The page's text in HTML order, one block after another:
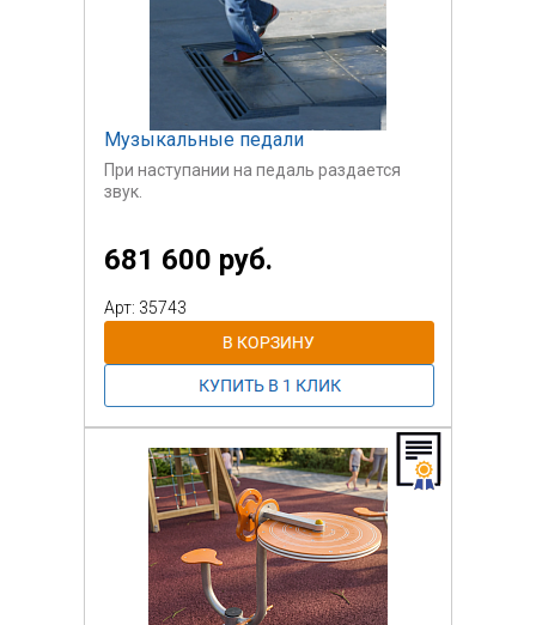
Музыкальные педали
При наступании на педаль раздается
звук.
движение со звуками. Людям почти всех
возрастов нравитсявоспроизводить
яркие звуки, подпрыгивая, прыгая или
даже танцуя.
Даже произвольное перескакивание
производит приятные звуки,
Девять плиток расположены в виде
квадрата со звуковым элементом под
каждой. Звуковые
элементы приводятся в вибрацию
энергией движения и, таким образом,
производят мелодичные
звуки.
Музыкальные педали также ценны в
качестве терапевтического
оборудования для людей с
различными функциональными
681 600 руб.
Арт: 35743